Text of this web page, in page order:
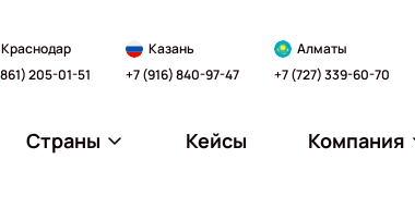
Краснодар
205-01-51
Казань
+7 (916) 840-97-47
Алматы
+7 (727) 339-60-70
Страны Кейсы Компания